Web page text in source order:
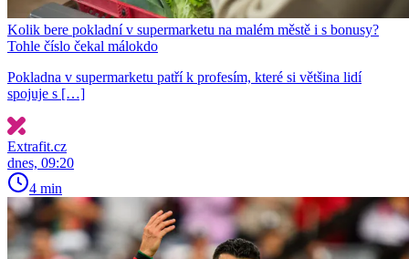
Kolik bere pokladní v supermarketu na malém městě i s bonusy?
Tohle číslo čekal málokdo
Pokladna v supermarketu patří k profesím, které si většina lidí
spojuje s […]
Extrafit.cz
dnes, 09:20
4 min